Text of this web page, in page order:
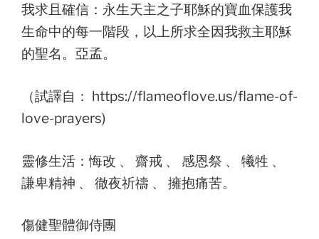
我求且確信：永生天主之子耶穌的寶血保護我
生命中的每一階段，以上所求全因我救主耶穌
的聖名。亞孟。
（試譯自： https://flameoflove.us/flame-of-
love-prayers)
靈修生活：悔改 、 齋戒 、 感恩祭 、 犧牲 、
謙卑精神 、 徹夜祈禱 、 擁抱痛苦。
傷健聖體御侍團